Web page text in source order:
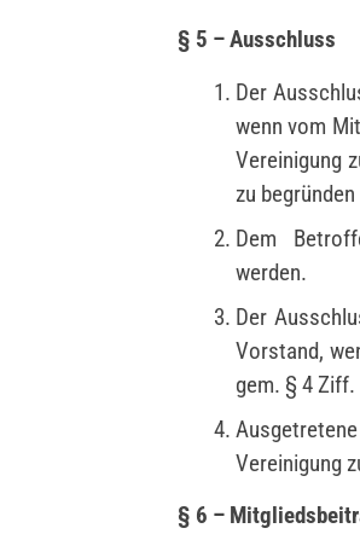
§ 5 – Ausschluss
Der
wenn vom
Vereinigung
zu
Dem
werden.
Der
Vorstand,
gem. § 4
Vereinigung
§ 6 –